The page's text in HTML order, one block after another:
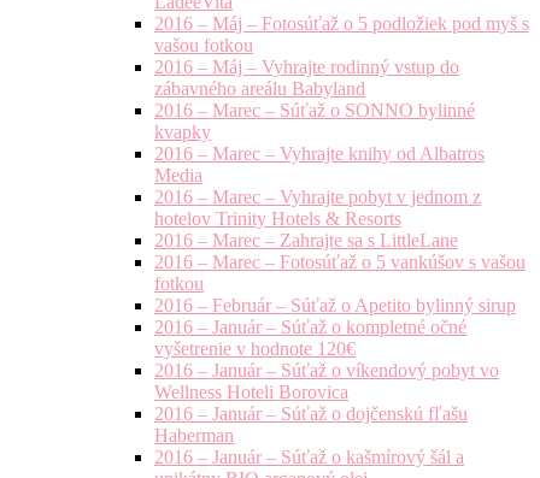
2016 – Máj – Fotosúťaž o 5 podložiek pod myš s
vašou fotkou
2016 – Máj – Vyhrajte rodinný vstup do
zábavného areálu Babyland
2016 – Marec – Súťaž o SONNO bylinné
kvapky
2016 – Marec – Vyhrajte knihy od Albatros
Media
2016 – Marec – Vyhrajte pobyt v jednom z
hotelov Trinity Hotels & Resorts
2016 – Marec – Zahrajte sa s LittleLane
2016 – Marec – Fotosúťaž o 5 vankúšov s vašou
fotkou
2016 – Február – Súťaž o Apetito bylinný sirup
2016 – Január – Súťaž o kompletné očné
vyšetrenie v hodnote 120€
2016 – Január – Súťaž o víkendový pobyt vo
Wellness Hoteli Borovica
2016 – Január – Súťaž o dojčenskú fľašu
Haberman
2016 – Január – Súťaž o kašmírový šál a